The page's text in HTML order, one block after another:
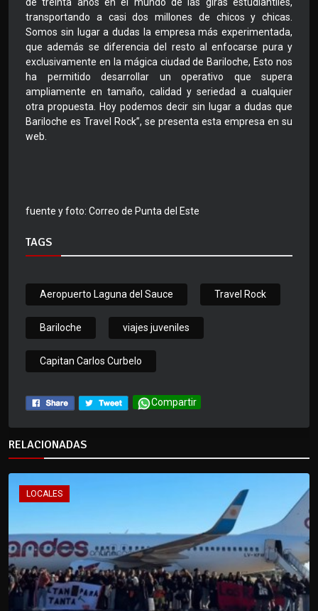
de treinta años en el mundo de las giras estudiantiles,
transportando a casi dos millones de chicos y chicas.
Somos sin lugar a dudas la empresa más experimentada,
que además se diferencia del resto al enfocarse pura y
exclusivamente en la mágica ciudad de Bariloche, Esto nos
ha permitido desarrollar un operativo que supera
ampliamente en tamaño, calidad y seriedad a cualquier
otra propuesta. Hoy podemos decir sin lugar a dudas que
Bariloche es Travel Rock”, se presenta esta empresa en su
web.
fuente y foto: Correo de Punta del Este
TAGS
Aeropuerto Laguna del Sauce Travel Rock
Bariloche viajes juveniles
Capitan Carlos Curbelo
Compartir
RELACIONADAS
LOCALES